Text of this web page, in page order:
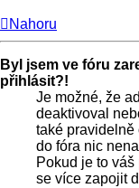
Nahoru
Byl jsem ve fóru
přihlásit?!
Je možné, že
deaktivoval
také pravidelně
do fóra nic
Pokud je to
se více zapojit